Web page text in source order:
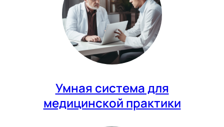
Умная система для
медицинской практики